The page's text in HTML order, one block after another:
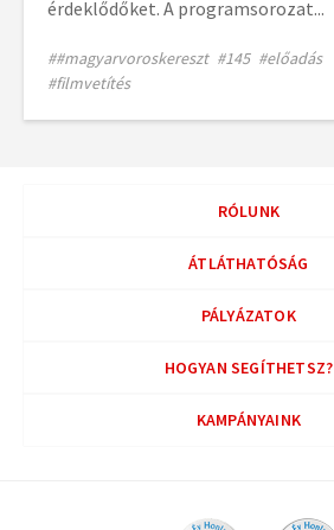
érdeklődőket. A programsorozat...
##magyarvoroskereszt #145 #előadás
#filmvetítés
RÓLUNK
ÁTLÁTHATÓSÁG
PÁLYÁZATOK
HOGYAN SEGÍTHETSZ?
KAMPÁNYAINK